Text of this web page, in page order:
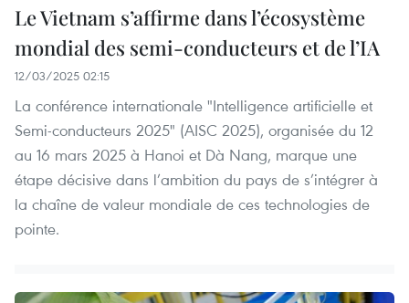
Le Vietnam s’affirme dans l’écosystème
mondial des semi-conducteurs et de l’IA
12/03/2025 02:15
La conférence internationale "Intelligence artificielle et
Semi-conducteurs 2025" (AISC 2025), organisée du 12
au 16 mars 2025 à Hanoi et Dà Nang, marque une
étape décisive dans l’ambition du pays de s’intégrer à
la chaîne de valeur mondiale de ces technologies de
pointe.